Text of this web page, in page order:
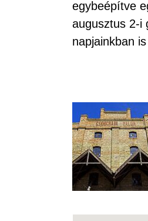
egybeépítve
augusztus 2-i
napjainkban